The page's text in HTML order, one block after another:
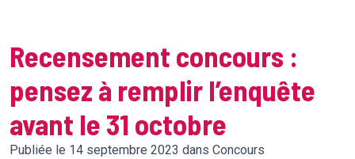
Recensement concours :
pensez à remplir l’enquête
avant le 31 octobre
Publiée le 14 septembre 2023 dans Concours